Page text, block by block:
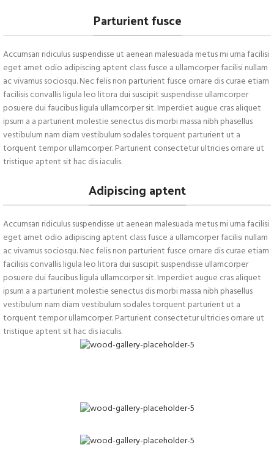
Parturient fusce
Accumsan ridiculus suspendisse ut aenean malesuada metus mi urna facilisi
eget amet odio adipiscing aptent class fusce a ullamcorper facilisi nullam
ac vivamus sociosqu. Nec felis non parturient fusce ornare dis curae etiam
facilisis convallis ligula leo litora dui suscipit suspendisse ullamcorper
posuere dui faucibus ligula ullamcorper sit. Imperdiet augue cras aliquet
ipsum a a parturient molestie senectus dis morbi massa nibh phasellus
vestibulum nam diam vestibulum sodales torquent parturient ut a
torquent tempor ullamcorper. Parturient consectetur ultricies ornare ut
tristique aptent sit hac dis iaculis.
Adipiscing aptent
Accumsan ridiculus suspendisse ut aenean malesuada metus mi urna facilisi
eget amet odio adipiscing aptent class fusce a ullamcorper facilisi nullam
ac vivamus sociosqu. Nec felis non parturient fusce ornare dis curae etiam
facilisis convallis ligula leo litora dui suscipit suspendisse ullamcorper
posuere dui faucibus ligula ullamcorper sit. Imperdiet augue cras aliquet
ipsum a a parturient molestie senectus dis morbi massa nibh phasellus
vestibulum nam diam vestibulum sodales torquent parturient ut a
torquent tempor ullamcorper. Parturient consectetur ultricies ornare ut
tristique aptent sit hac dis iaculis.